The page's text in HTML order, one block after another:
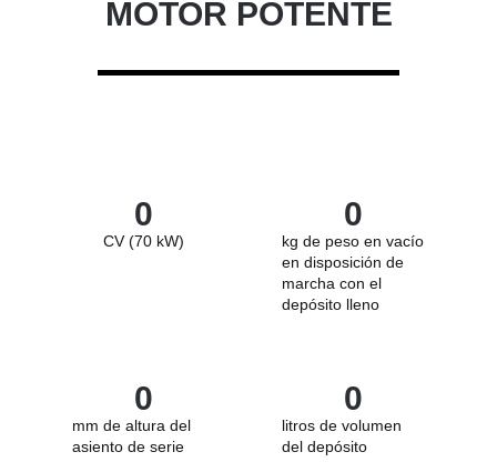
MOTOR POTENTE
CV (70 kW)
0
kg de peso en vacío
en disposición de
marcha con el
depósito lleno
0
mm de altura del
asiento de serie
0
litros de volumen
del depósito
0